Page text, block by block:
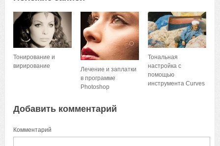
Тонирование и
вирирование
Лечение и заплатки
в программе
Photoshop
Тональная
настройка с
помощью
инструмента Curves
Добавить комментарий
Комментарий